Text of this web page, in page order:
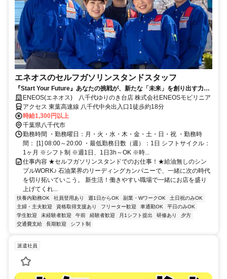
エネオスのセルフガソリンスタンドスタッフ
『Start Your Future』あなたの挑戦が、新たな「未来」を創り出す力に
なる。ENEOS(エネオス) 八千代ゆりのき台店 株式会社ENEOSモビリニア
アクセス 東葉高速線 八千代中央出入口1徒歩約18分
時給1,300円以上
千葉県八千代市
勤務時間 ・勤務曜日：月・火・水・木・金・土・日・祝 ・勤務時
間： [1] 08:00～20:00 ・最低勤務日数（週）：1日 シフトサイクル：
1ヶ月 ※シフト制 ※週1日、1日3h～OK ※時...
仕事内容 ★セルフガソリンスタンドでのお仕事！★給油無しのシン
プルWORK♪ 石油業界のリーディングカンパニーで、一緒に次の時代
を切り拓いていこう。 新生活！働きやすい職場で一緒にお店を盛り
上げてくれ...
扶養内勤務OK 社員登用あり 週1日からOK 副業・WワークOK
土日祝のみOK
主婦・主夫歓迎
資格取得支援あり フリーター歓迎 車通勤OK
平日のみOK
学生歓迎
未経験者歓迎 午前 経験者歓迎 月1シフト提出 研修あり
夕方
交通費支給
長期歓迎 シフト制
派遣社員